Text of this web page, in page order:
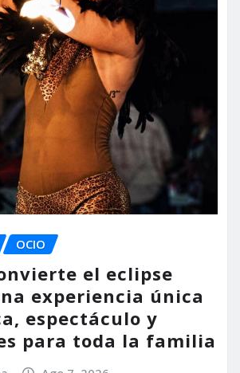
OCIO
el eclipse
experiencia única
espectáculo y
para toda la familia